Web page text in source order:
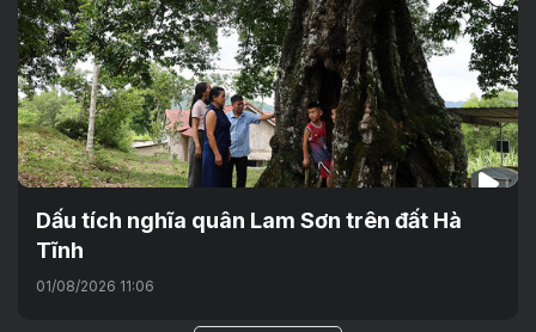
Dấu tích nghĩa quân Lam Sơn trên đất Hà
Tĩnh
01/08/2026 11:06